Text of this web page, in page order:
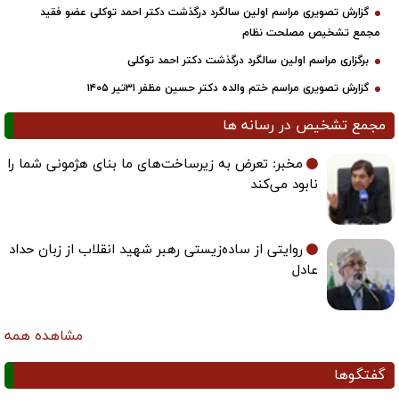
گزارش تصویری مراسم اولین سالگرد درگذشت دکتر احمد توکلی عضو فقید
مجمع تشخیص مصلحت نظام
برگزاری مراسم اولین سالگرد درگذشت دکتر احمد توکلی
گزارش تصویری مراسم ختم والده دکتر حسین مظفر ۳۱تیر ۱۴۰۵
مجمع تشخیص در رسانه ها
مخبر: تعرض به زیرساخت‌های ما بنای هژمونی شما را
نابود می‌کند
روایتی از ساده‌زیستی رهبر شهید انقلاب از زبان حداد
عادل
مشاهده همه
گفتگوها